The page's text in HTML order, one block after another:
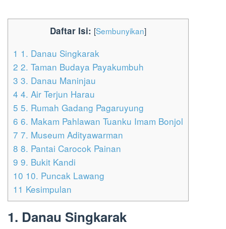
Daftar Isi: [Sembunyikan]
1 1. Danau Singkarak
2 2. Taman Budaya Payakumbuh
3 3. Danau Maninjau
4 4. Air Terjun Harau
5 5. Rumah Gadang Pagaruyung
6 6. Makam Pahlawan Tuanku Imam Bonjol
7 7. Museum Adityawarman
8 8. Pantai Carocok Painan
9 9. Bukit Kandi
10 10. Puncak Lawang
11 Kesimpulan
1. Danau Singkarak